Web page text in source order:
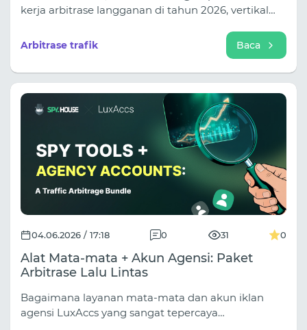
kerja arbitrase langganan di tahun 2026, vertikal
dan bagaimana membangun saluran penjualan
yang akan menghasilkan konversi selama
berbulan-bulan.
Arbitrase trafik Baca
04.06.2026 / 17:18 0 31 0
Alat Mata-mata + Akun Agensi: Paket
Arbitrase Lalu Lintas
Bagaimana layanan mata-mata dan akun iklan
agensi LuxAccs yang sangat tepercaya